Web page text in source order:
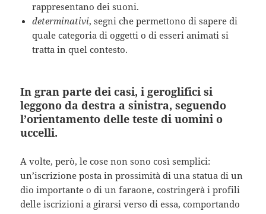
rappresentano dei suoni.
determinativi, segni che permettono di sapere di
quale categoria di oggetti o di esseri animati si
tratta in quel contesto.
In gran parte dei casi, i geroglifici si
leggono da destra a sinistra, seguendo
l’orientamento delle teste di uomini o
uccelli.
A volte, però, le cose non sono così semplici:
un’iscrizione posta in prossimità di una statua di un
dio importante o di un faraone, costringerà i profili
delle iscrizioni a girarsi verso di essa, comportando